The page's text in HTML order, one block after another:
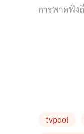
การพาดพิง
tvpool